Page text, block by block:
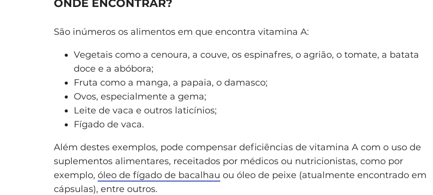
ONDE ENCONTRAR?
São inúmeros os alimentos em que encontra vitamina A:
Vegetais como a cenoura, a couve, os espinafres, o agrião, o tomate, a batata
doce e a abóbora;
Fruta como a manga, a papaia, o damasco;
Ovos, especialmente a gema;
Leite de vaca e outros laticínios;
Fígado de vaca.
Além destes exemplos, pode compensar deficiências de vitamina A com o uso de
suplementos alimentares, receitados por médicos ou nutricionistas, como por
exemplo, óleo de fígado de bacalhau ou óleo de peixe (atualmente encontrado em
cápsulas), entre outros.